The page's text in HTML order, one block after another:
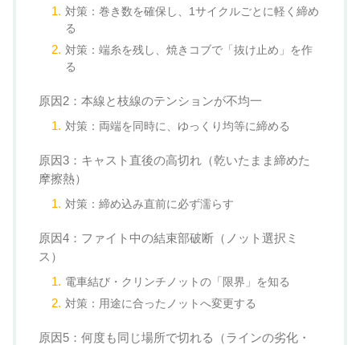
対策：巻き数を確保し、1サイクルごとに軽く締め
る
対策：端糸を残し、焼きコブで「抜け止め」を作
る
原因2：本線と枝線のテンションが不均一
対策：両端を同時に、ゆっくり均等に締める
原因3：キャスト直後の高切れ（乾いたまま締めた
摩擦熱）
対策：締め込み直前に必ず濡らす
原因4：ファイト中の結束部破断（ノット選択ミ
ス）
電車結び・クリンチノットの「限界」を知る
対策：用途に合ったノットへ変更する
原因5：何度も同じ場所で切れる（ラインの劣化・